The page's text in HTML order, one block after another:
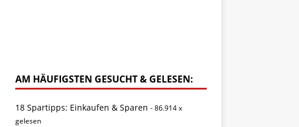
AM HÄUFIGSTEN GESUCHT & GELESEN:
18 Spartipps: Einkaufen & Sparen - 86.914 x
gelesen